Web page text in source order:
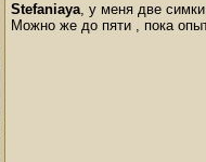
Stefaniaya, у меня две
Можно же до пяти , пока